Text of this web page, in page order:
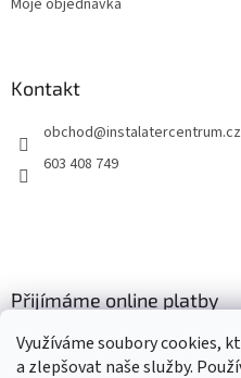
Využíváme soubory cookies,
a zlepšovat naše služby.
Moje objednávka
Kontakt
obchod@instalatercentrum.cz
603 408 749
Přijímáme online platby